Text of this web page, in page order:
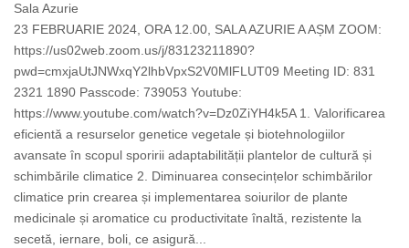
Sala Azurie
23 FEBRUARIE 2024, ORA 12.00, SALA AZURIE A AȘM ZOOM:
https://us02web.zoom.us/j/83123211890?
pwd=cmxjaUtJNWxqY2lhbVpxS2V0MlFLUT09 Meeting ID: 831
2321 1890 Passcode: 739053 Youtube:
https://www.youtube.com/watch?v=Dz0ZiYH4k5A 1. Valorificarea
eficientă a resurselor genetice vegetale și biotehnologiilor
avansate în scopul sporirii adaptabilității plantelor de cultură și
schimbările climatice 2. Diminuarea consecințelor schimbărilor
climatice prin crearea și implementarea soiurilor de plante
medicinale și aromatice cu productivitate înaltă, rezistente la
secetă, iernare, boli, ce asigură...